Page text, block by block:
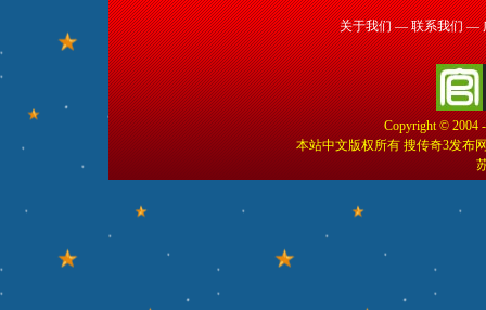
关于我们 — 联系我们 —
Copyright © 2004
本站中文版权所有 搜传奇3发布